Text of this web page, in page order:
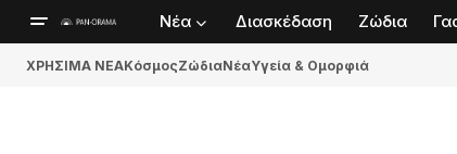
Νέα Διασκέδαση Ζώδια
ΧΡΗΣΙΜΑ ΝΕΑΚόσμοςΖώδιαΝέαΥγεία & Ομορφιά